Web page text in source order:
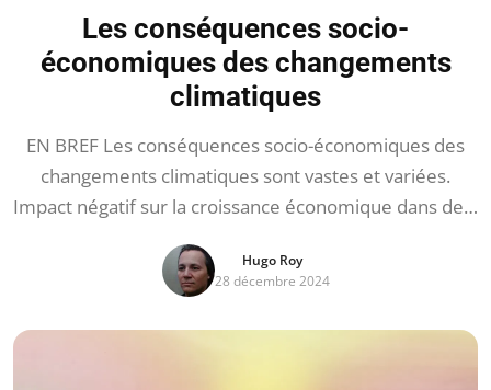
Les conséquences socio-
économiques des changements
climatiques
EN BREF Les conséquences socio-économiques des
changements climatiques sont vastes et variées.
Impact négatif sur la croissance économique dans de…
Hugo Roy
28 décembre 2024